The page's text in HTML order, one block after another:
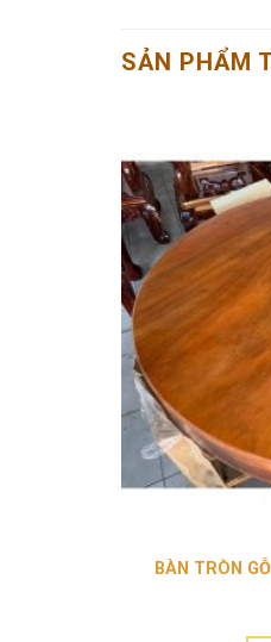
SẢN PHẨM
BÀN TRÒN